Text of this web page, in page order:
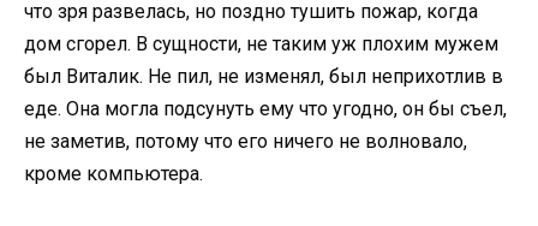
что зря развелась, но поздно тушить пожар, когда
дом сгорел. В сущности, не таким уж плохим мужем
был Виталик. Не пил, не изменял, был неприхотлив в
еде. Она могла подсунуть ему что угодно, он бы съел,
не заметив, потому что его ничего не волновало,
кроме компьютера.